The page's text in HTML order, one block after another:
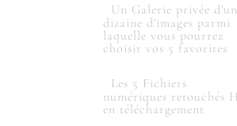
Un Galerie privée
dizaine d'images parmi
laquelle vous pourrez
choisir vos 5 favorites
Les 5 Fichiers
numériques retouchés
en téléchargement